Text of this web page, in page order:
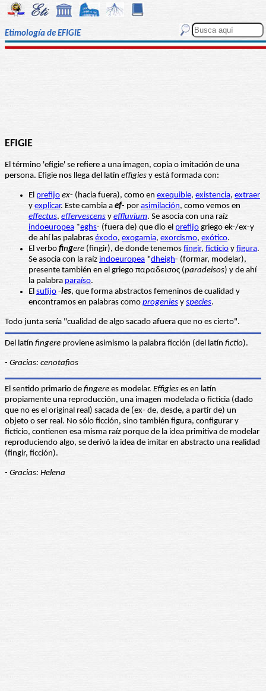
Etimología de EFIGIE
EFIGIE
El término 'efigie' se refiere a una imagen, copia o imitación de una
persona. Efigie nos llega del latín effigies y está formada con:
El prefijo ex- (hacia fuera), como en exequible, existencia, extraer
y explicar. Este cambia a ef- por asimilación, como vemos en
effectus, effervescens y effluvium. Se asocia con una raíz
indoeuropea *eghs- (fuera de) que dio el prefijo griego ek-/ex-y
de ahí las palabras éxodo, exogamia, exorcismo, exótico.
El verbo fingere (fingir), de donde tenemos fingir, ficticio y figura.
Se asocia con la raíz indoeuropea *dheigh- (formar, modelar),
presente también en el griego παραδεισος (paradeisos) y de ahí
la palabra paraíso.
El sufijo -ies, que forma abstractos femeninos de cualidad y
encontramos en palabras como progenies y species.
Todo junta sería "cualidad de algo sacado afuera que no es cierto".
Del latín fingere proviene asimismo la palabra ficción (del latín fictio).
- Gracias: cenotafios
El sentido primario de fingere es modelar. Effigies es en latín
propiamente una reproducción, una imagen modelada o ficticia (dado
que no es el original real) sacada de (ex- de, desde, a partir de) un
objeto o ser real. No sólo ficción, sino también figura, configurar y
ficticio, contienen esa misma raíz porque de la idea primitiva de modelar
reproduciendo algo, se derivó la idea de imitar en abstracto una realidad
(fingir, ficción).
- Gracias: Helena